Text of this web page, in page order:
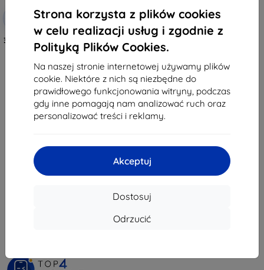
Strona korzysta z plików cookies
w celu realizacji usług i zgodnie z
Polityką Plików Cookies.
Na naszej stronie internetowej używamy plików
cookie. Niektóre z nich są niezbędne do
prawidłowego funkcjonowania witryny, podczas
gdy inne pomagają nam analizować ruch oraz
personalizować treści i reklamy.
Akceptuj
Dostosuj
Odrzucić
Zniżka z
EXTRA10
3MK FlexibleGlass Hammer Iron 4
Hybrid Glass (5903108496667)
35,02 zł
Na stanie: > 5 szt.